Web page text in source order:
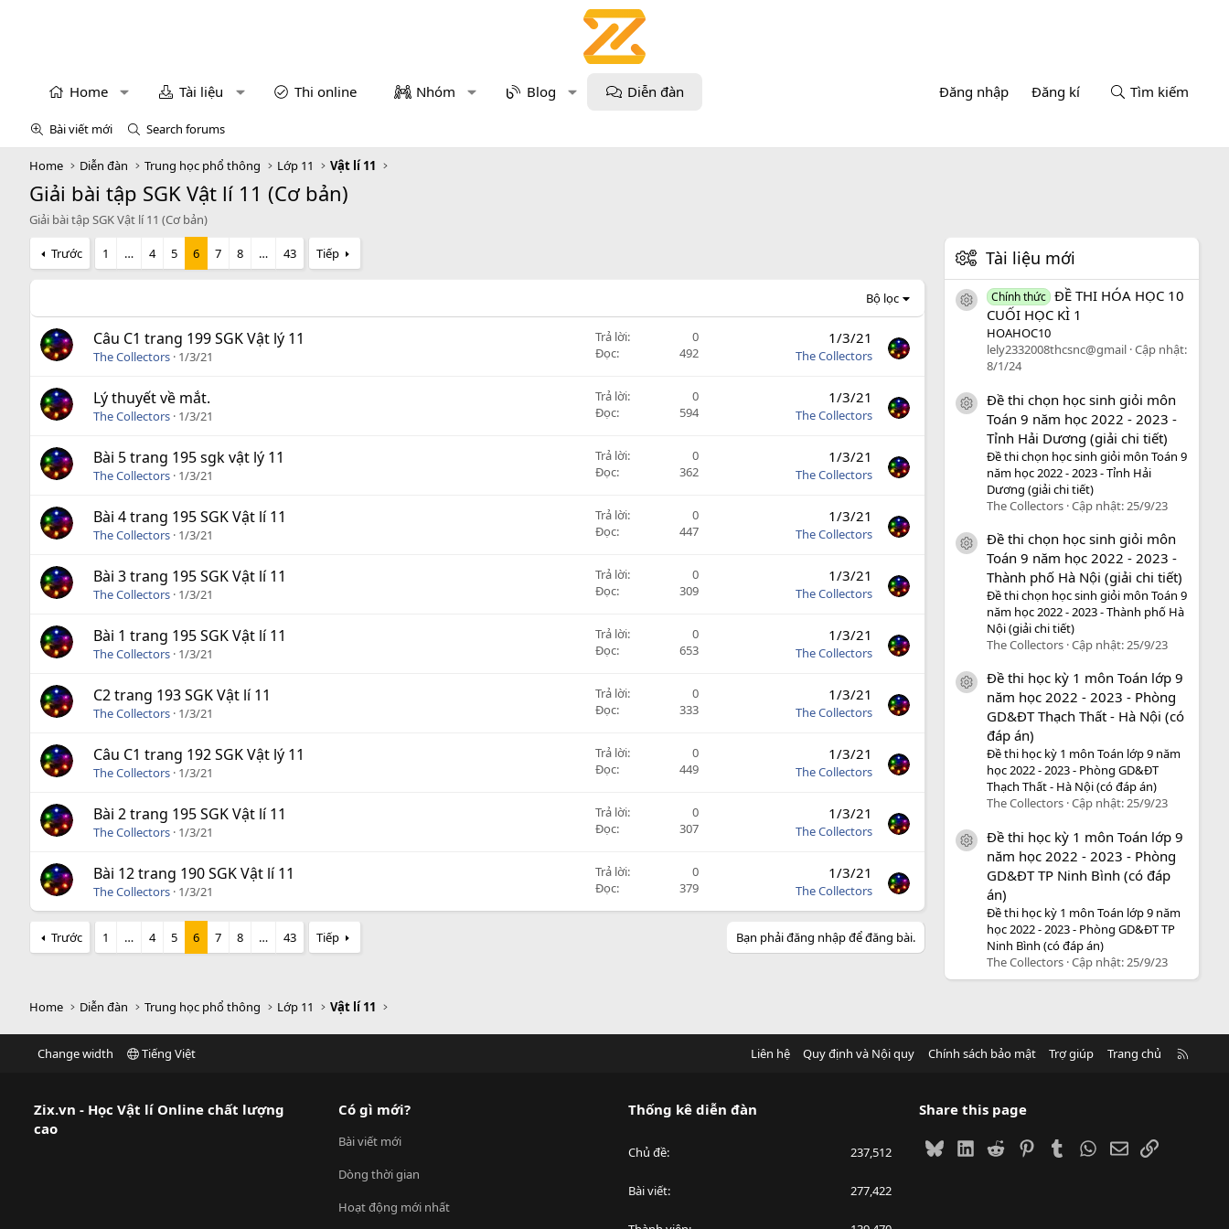
Home Tài liệu Thi online Nhóm Blog Diễn đàn Đăng nhập Đăng kí Tìm kiếm
Bài viết mới Search forums
Home Diễn đàn Trung học phổ thông Lớp 11 Vật lí 11
Giải bài tập SGK Vật lí 11 (Cơ bản)
Giải bài tập SGK Vật lí 11 (Cơ bản)
Trước 1 … 4 5 6 7 8 … 43 Tiếp
Bộ lọc
Câu C1 trang 199 SGK Vật lý 11
The Collectors 1/3/21
Trả lời
0
Đọc
492
1/3/21
The Collectors
Lý thuyết về mắt.
The Collectors 1/3/21
Trả lời
0
Đọc
594
1/3/21
The Collectors
Bài 5 trang 195 sgk vật lý 11
The Collectors 1/3/21
Trả lời
0
Đọc
362
1/3/21
The Collectors
Bài 4 trang 195 SGK Vật lí 11
The Collectors 1/3/21
Trả lời
0
Đọc
447
1/3/21
The Collectors
Bài 3 trang 195 SGK Vật lí 11
The Collectors 1/3/21
Trả lời
0
Đọc
309
1/3/21
The Collectors
Bài 1 trang 195 SGK Vật lí 11
The Collectors 1/3/21
Trả lời
0
Đọc
653
1/3/21
The Collectors
C2 trang 193 SGK Vật lí 11
The Collectors 1/3/21
Trả lời
0
Đọc
333
1/3/21
The Collectors
Câu C1 trang 192 SGK Vật lý 11
The Collectors 1/3/21
Trả lời
0
Đọc
449
1/3/21
The Collectors
Bài 2 trang 195 SGK Vật lí 11
The Collectors 1/3/21
Trả lời
0
Đọc
307
1/3/21
The Collectors
Bài 12 trang 190 SGK Vật lí 11
The Collectors 1/3/21
Trả lời
0
Đọc
379
1/3/21
The Collectors
Trước 1 … 4 5 6 7 8 … 43 Tiếp Bạn phải đăng nhập để đăng bài.
Tài liệu mới
icon tài liệu
Chính thức ĐỀ THI HÓA HỌC 10
CUỐI HỌC KÌ 1
HOAHOC10
lely2332008thcsnc@gmail Cập nhật:
8/1/24
icon tài liệu
Đề thi chọn học sinh giỏi môn
Toán 9 năm học 2022 - 2023 -
Tỉnh Hải Dương (giải chi tiết)
Đề thi chọn học sinh giỏi môn Toán 9
năm học 2022 - 2023 - Tỉnh Hải
Dương (giải chi tiết)
The Collectors Cập nhật:25/9/23
icon tài liệu
Đề thi chọn học sinh giỏi môn
Toán 9 năm học 2022 - 2023 -
Thành phố Hà Nội (giải chi tiết)
Đề thi chọn học sinh giỏi môn Toán 9
năm học 2022 - 2023 - Thành phố Hà
Nội (giải chi tiết)
The Collectors Cập nhật:25/9/23
icon tài liệu
Đề thi học kỳ 1 môn Toán lớp 9
năm học 2022 - 2023 - Phòng
GD&ĐT Thạch Thất - Hà Nội (có
đáp án)
Đề thi học kỳ 1 môn Toán lớp 9 năm
học 2022 - 2023 - Phòng GD&ĐT
Thạch Thất - Hà Nội (có đáp án)
The Collectors Cập nhật:25/9/23
icon tài liệu
Đề thi học kỳ 1 môn Toán lớp 9
năm học 2022 - 2023 - Phòng
GD&ĐT TP Ninh Bình (có đáp
án)
Đề thi học kỳ 1 môn Toán lớp 9 năm
học 2022 - 2023 - Phòng GD&ĐT TP
Ninh Bình (có đáp án)
The Collectors Cập nhật: 25/9/23
Home Diễn đàn Trung học phổ thông Lớp 11 Vật lí 11
Change width Tiếng Việt Liên hệ Quy định và Nội quy Chính sách bảo mật Trợ giúp Trang chủ
Zix.vn - Học Vật lí Online chất lượng
cao
Có gì mới?
Bài viết mới
Dòng thời gian
Hoạt động mới nhất
Thống kê diễn đàn
Chủ đề 237,512
Bài viết 277,422
Share this page
BlueskyLinkedIn
Reddit PinterestTumblrWhatsApp
EmailLink